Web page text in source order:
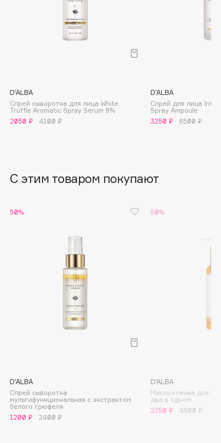
Beauty Bomb
Beauty Pati
Beverly Hills Polo Club
Bioderma
BY WISHTREND
Byredo
D'ALBA
Спрей сыворотка для лица White
Truffle Aromatic Spray Serum 8%
2050 ₽
4100 ₽
D'ALBA
Спрей для лица
Spray Ampoule
3250 ₽
6500 ₽
С этим товаром покупают
50%
D'ALBA
Спрей сыворотка
мультифункциональная с экстрактом
белого трюфеля
1200 ₽
2400 ₽
50%
D'ALBA
Масло+пенка для
два в одном
2250 ₽
4500 ₽